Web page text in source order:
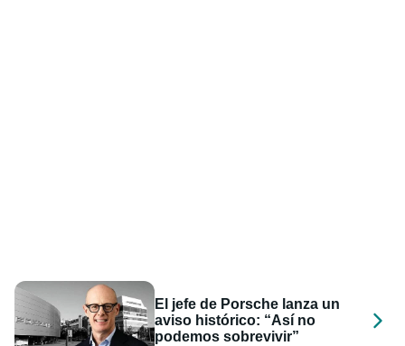
El jefe de Porsche lanza un
aviso histórico: “Así no
podemos sobrevivir”